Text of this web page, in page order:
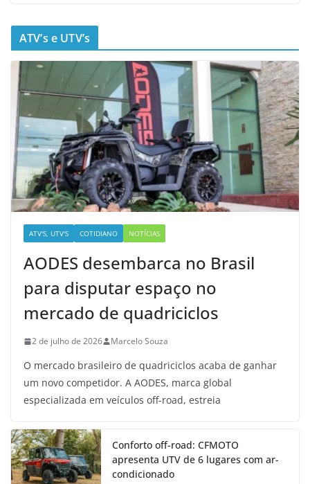
ATV’s e UTV’s
ATV'S, UTV'S COTIDIANO NOTÍCIAS
AODES desembarca no Brasil
para disputar espaço no
mercado de quadriciclos
2 de julho de 2026 Marcelo Souza
O mercado brasileiro de quadriciclos acaba de ganhar
um novo competidor. A AODES, marca global
especializada em veículos off-road, estreia
Conforto off-road: CFMOTO
apresenta UTV de 6 lugares com ar-
condicionado